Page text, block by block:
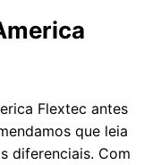
Flextec antes
que leia
diferenciais. Com